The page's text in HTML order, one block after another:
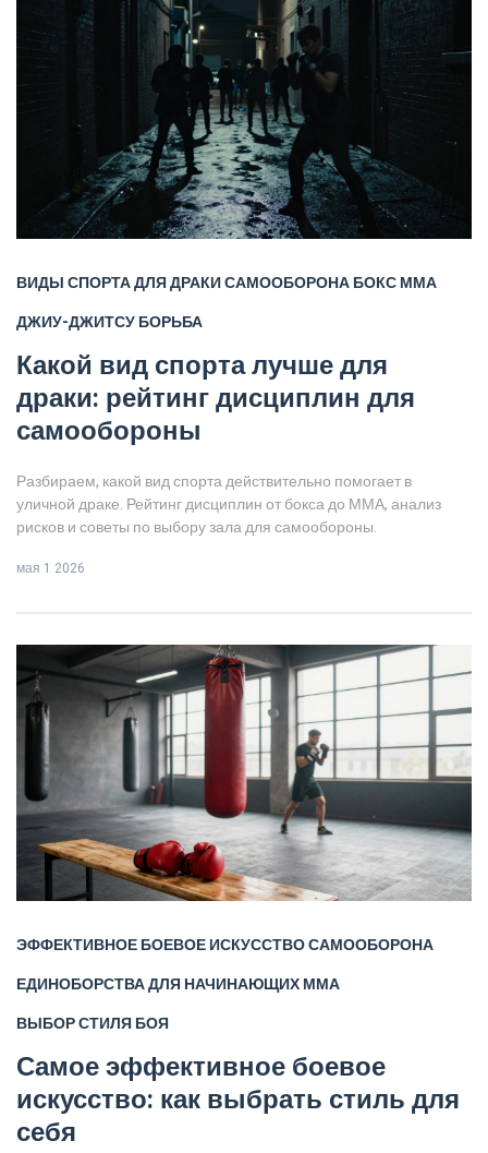
ВИДЫ СПОРТА ДЛЯ ДРАКИСАМООБОРОНАБОКСММА
ДЖИУ-ДЖИТСУБОРЬБА
Какой вид спорта лучше для
драки: рейтинг дисциплин для
самообороны
Разбираем, какой вид спорта действительно помогает в
уличной драке. Рейтинг дисциплин от бокса до ММА, анализ
рисков и советы по выбору зала для самообороны.
мая 1 2026
ЭФФЕКТИВНОЕ БОЕВОЕ ИСКУССТВОСАМООБОРОНА
ЕДИНОБОРСТВА ДЛЯ НАЧИНАЮЩИХММА
ВЫБОР СТИЛЯ БОЯ
Самое эффективное боевое
искусство: как выбрать стиль для
себя